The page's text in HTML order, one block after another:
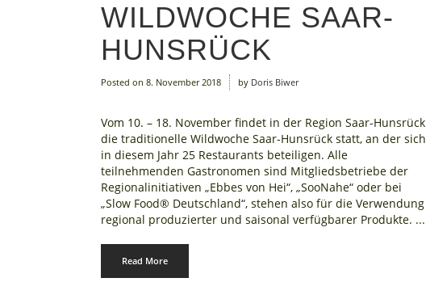
WILDWOCHE SAAR-
HUNSRÜCK
Posted on 8. November 2018 by Doris Biwer
Vom 10. – 18. November findet in der Region Saar-Hunsrück
die traditionelle Wildwoche Saar-Hunsrück statt, an der sich
in diesem Jahr 25 Restaurants beteiligen. Alle
teilnehmenden Gastronomen sind Mitgliedsbetriebe der
Regionalinitiativen „Ebbes von Hei“, „SooNahe“ oder bei
„Slow Food® Deutschland“, stehen also für die Verwendung
regional produzierter und saisonal verfügbarer Produkte. ...
Read More